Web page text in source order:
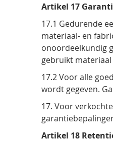
Artikel 17
17.1 Gedurende
materiaal- en
onoordeelkundig
gebruikt
17.2 Voor alle
wordt gegeven.
17. Voor
Artikel 18